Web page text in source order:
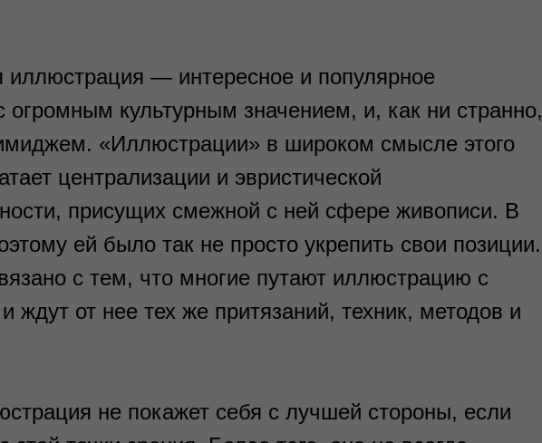
иллюстрация — интересное и популярное
огромным культурным значением, и, как ни странно,
«Иллюстрации» в широком смысле этого
централизации и эвристической
присущих смежной с ней сфере живописи. В
ей было так не просто укрепить свои позиции.
с тем, что многие путают иллюстрацию с
ждут от нее тех же притязаний, техник, методов и
не покажет себя с лучшей стороны, если